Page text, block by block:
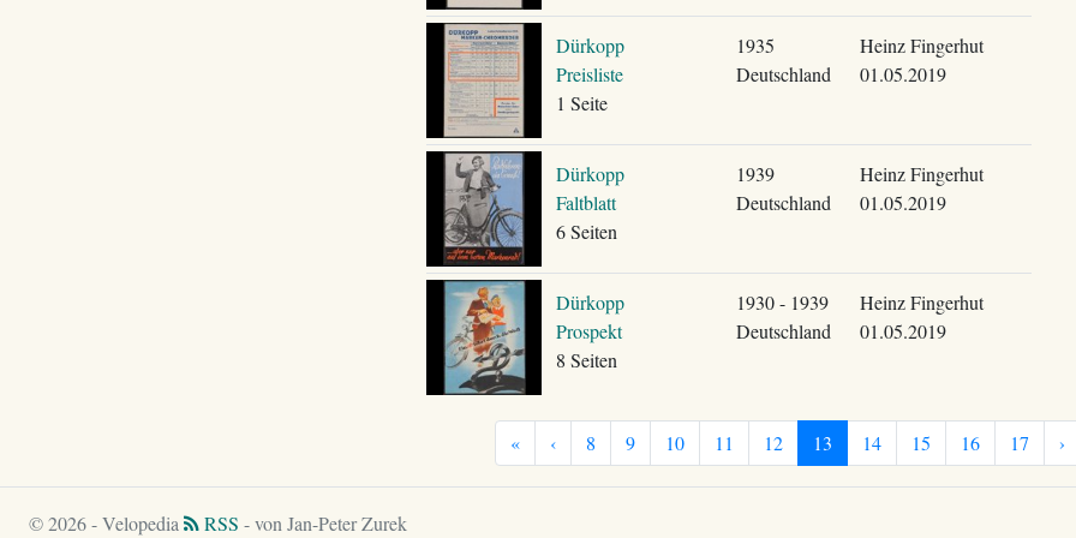
Dürkopp
Preisliste
1 Seite
1935
Deutschland
Heinz Fingerhut
01.05.2019
Dürkopp
Faltblatt
6 Seiten
1939
Deutschland
Heinz Fingerhut
01.05.2019
Dürkopp
Prospekt
8 Seiten
1930 - 1939
Deutschland
Heinz Fingerhut
01.05.2019
« ‹ 8 9 10 11 12 13 14 15 16 17 ›
© 2026 - Velopedia RSS - von Jan-Peter Zurek